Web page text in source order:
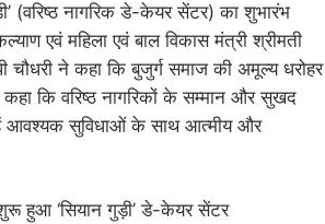
(वरिष्ठ नागरिक डे-केयर सेंटर) का शुभारंभ
एवं महिला एवं बाल विकास मंत्री श्रीमती
चौधरी ने कहा कि बुजुर्ग समाज की अमूल्य धरोहर
कि वरिष्ठ नागरिकों के सम्मान और सुखद
आवश्यक सुविधाओं के साथ आत्मीय और